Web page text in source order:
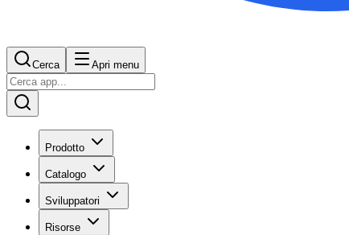
Cerca Apri menu
Prodotto
Catalogo
Sviluppatori
Risorse